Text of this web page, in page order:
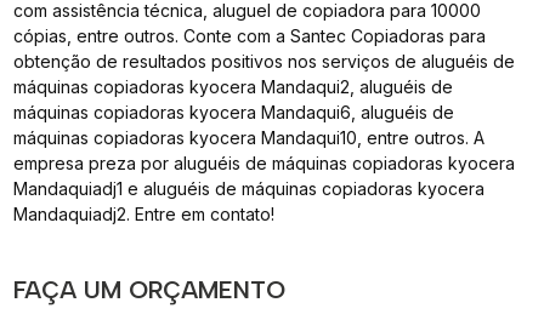
com assistência técnica, aluguel de copiadora para 10000
cópias, entre outros. Conte com a Santec Copiadoras para
obtenção de resultados positivos nos serviços de aluguéis de
máquinas copiadoras kyocera Mandaqui2, aluguéis de
máquinas copiadoras kyocera Mandaqui6, aluguéis de
máquinas copiadoras kyocera Mandaqui10, entre outros. A
empresa preza por aluguéis de máquinas copiadoras kyocera
Mandaquiadj1 e aluguéis de máquinas copiadoras kyocera
Mandaquiadj2. Entre em contato!
FAÇA UM ORÇAMENTO